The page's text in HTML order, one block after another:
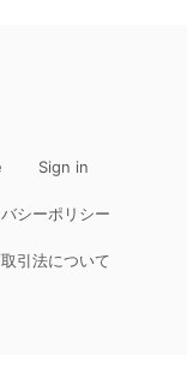
Sign in
シーポリシー
引法について